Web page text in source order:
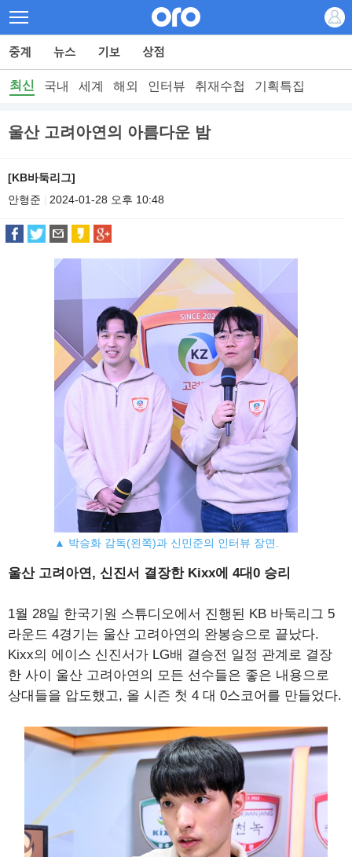
최신 국내 세계 해외 인터뷰 취재수첩 기획특집
울산 고려아연의 아름다운 밤
[KB바둑리그]
안형준
2024-01-28 오후 10:48
▲ 박승화 감독(왼쪽)과 신민준의 인터뷰 장면.
울산 고려아연, 신진서 결장한 Kixx에 4대0 승리
1월 28일 한국기원 스튜디오에서 진행된 KB 바둑리그 5
라운드 4경기는 울산 고려아연의 완봉승으로 끝났다.
Kixx의 에이스 신진서가 LG배 결승전 일정 관계로 결장
한 사이 울산 고려아연의 모든 선수들은 좋은 내용으로
상대들을 압도했고, 올 시즌 첫 4 대 0스코어를 만들었다.